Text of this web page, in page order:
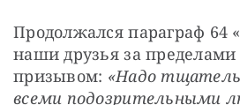
Продолжался параграф 64
наши друзья за пределами
призывом: «Надо
всеми подозрительными